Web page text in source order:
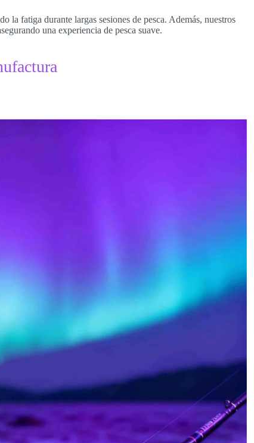
la fatiga durante largas sesiones de pesca. Además, nuestros
una experiencia de pesca suave.